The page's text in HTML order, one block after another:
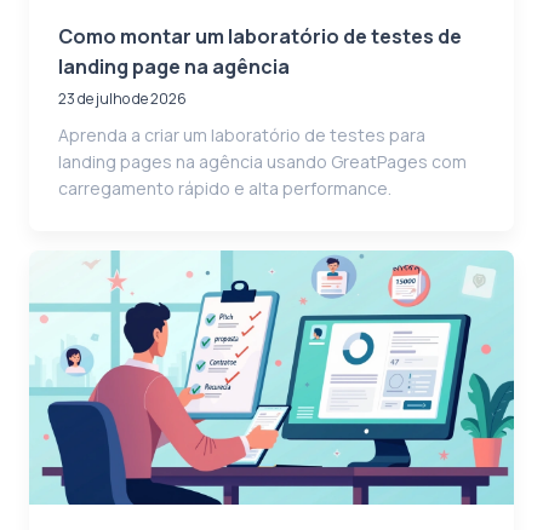
Como montar um laboratório de testes de
landing page na agência
23 de julho de 2026
Aprenda a criar um laboratório de testes para
landing pages na agência usando GreatPages com
carregamento rápido e alta performance.